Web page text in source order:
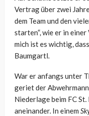
Vertrag über zwei
dem Team und den
starten“, wie er in
mich ist es wichtig,
Baumgartl.
War er anfangs unter
geriet der
Niederlage beim FC
aneinander. In einem